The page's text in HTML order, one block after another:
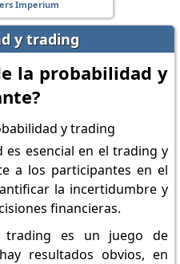
y trading
la probabilidad y
esencial en el trading y
a los participantes en el
la incertidumbre y
financieras.
trading es un juego de
resultados obvios, en